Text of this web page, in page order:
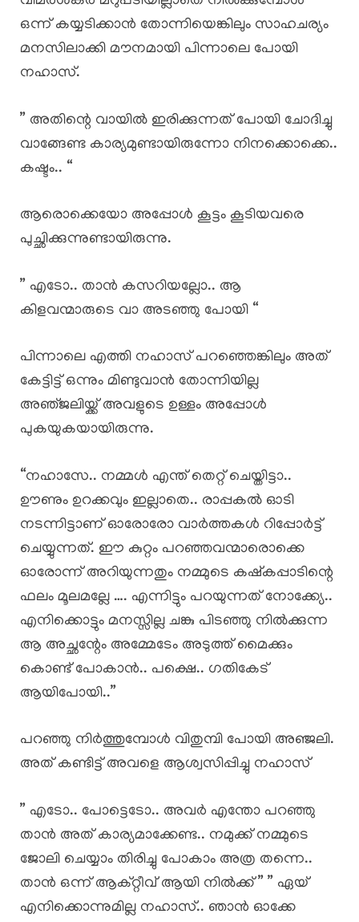
ഒന്ന് കയ്യടിക്കാൻ തോന്നിയെങ്കിലും സാഹചര്യം
മനസിലാക്കി മൗനമായി പിന്നാലെ പോയി
നഹാസ്.
” അതിന്റെ വായിൽ ഇരിക്കുന്നത് പോയി ചോദിച്ചു
വാങ്ങേണ്ട കാര്യമുണ്ടായിരുന്നോ നിനക്കൊക്കെ..
കഷ്ടം.. “
ആരൊക്കെയോ അപ്പോൾ കൂട്ടം കൂടിയവരെ
പുച്ഛിക്കുന്നുണ്ടായിരുന്നു.
” എടോ.. താൻ കസറിയല്ലോ.. ആ
കിളവന്മാരുടെ വാ അടഞ്ഞു പോയി “
പിന്നാലെ എത്തി നഹാസ് പറഞ്ഞെങ്കിലും അത്
കേട്ടിട്ട് ഒന്നും മിണ്ടുവാൻ തോന്നിയില്ല
അഞ്‌ജലിയ്ക്ക് അവളുടെ ഉള്ളം അപ്പോൾ
പുകയുകയായിരുന്നു.
“നഹാസേ.. നമ്മൾ എന്ത് തെറ്റ് ചെയ്തിട്ടാ..
ഊണും ഉറക്കവും ഇല്ലാതെ.. രാപ്പകൽ ഓടി
നടന്നിട്ടാണ് ഓരോരോ വാർത്തകൾ റിപ്പോർട്ട്‌
ചെയ്യുന്നത്. ഈ കുറ്റം പറഞ്ഞവന്മാരൊക്കെ
ഓരോന്ന് അറിയുന്നതും നമ്മുടെ കഷ്കപ്പാടിന്റെ
ഫലം മൂലമല്ലേ …. എന്നിട്ടും പറയുന്നത് നോക്ക്യേ..
എനിക്കൊട്ടും മനസ്സില്ല ചങ്കു പിടഞ്ഞു നിൽക്കുന്ന
ആ അച്ഛന്റേം അമ്മേടേം അടുത്ത് മൈക്കും
കൊണ്ട് പോകാൻ.. പക്ഷെ.. ഗതികേട്
ആയിപോയി..”
പറഞ്ഞു നിർത്തുമ്പോൾ വിതുമ്പി പോയി അഞ്ജലി.
അത് കണ്ടിട്ട് അവളെ ആശ്വസിപ്പിച്ചു നഹാസ്
” എടോ.. പോട്ടെടോ.. അവർ എന്തോ പറഞ്ഞു
താൻ അത് കാര്യമാക്കേണ്ട.. നമുക്ക് നമ്മുടെ
ജോലി ചെയ്യാം തിരിച്ചു പോകാം അത്ര തന്നെ..
താൻ ഒന്ന് ആക്റ്റീവ് ആയി നിൽക്ക് ” ” ഏയ്
എനിക്കൊന്നുമില്ല നഹാസ്.. ഞാൻ ഓക്കേ